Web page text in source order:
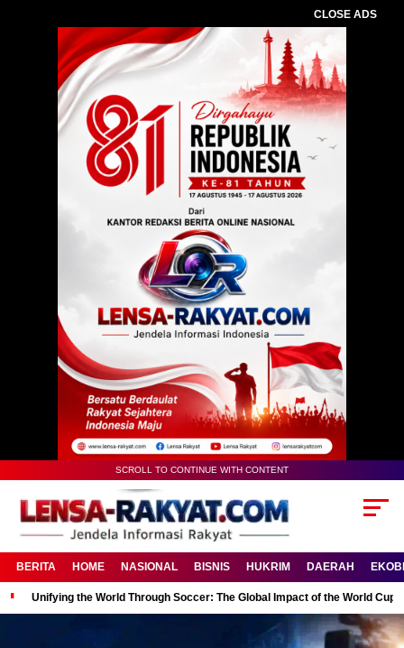
CLOSE ADS
SCROLL TO CONTINUE WITH CONTENT
BERITA HOME NASIONAL BISNIS HUKRIM DAERAH
Unifying the World Through Soccer: The Global Impact of the World Cup